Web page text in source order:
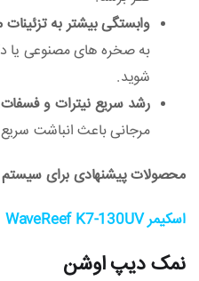
وابستگی بیشتر به
به صخره‌ های مصنوعی یا
شوید.
رشد سریع نیترات و فسفات
مرجانی باعث انباشت
محصولات پیشنهادی برای سیستم
اسکیمر WaveReef K7‑130UV
نمک دیپ اوشن